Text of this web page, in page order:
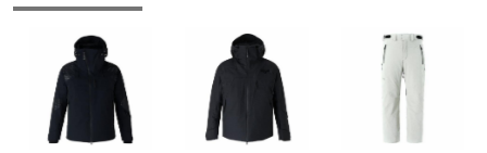
ストレッチ性が優れていることを示
し、動きをよりスムーズにし、不快
なつっぱり感を軽減します。